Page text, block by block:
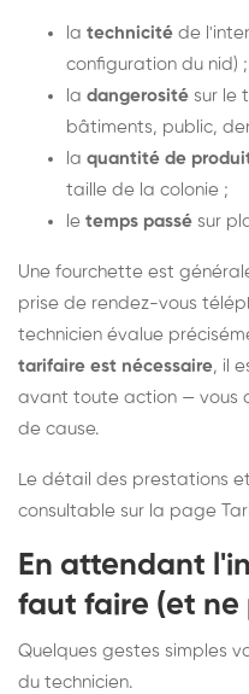
la technicité de
configuration du nid) ;
la dangerosité sur le
bâtiments, public,
la quantité de
taille de la colonie ;
le temps passé sur
Une fourchette est
prise de rendez-vous
technicien évalue
tarifaire est nécessaire, il
avant toute action — vous
de cause.
Le détail des prestations
consultable sur la page
En attendant
faut faire (et ne
Quelques gestes simples
du technicien.